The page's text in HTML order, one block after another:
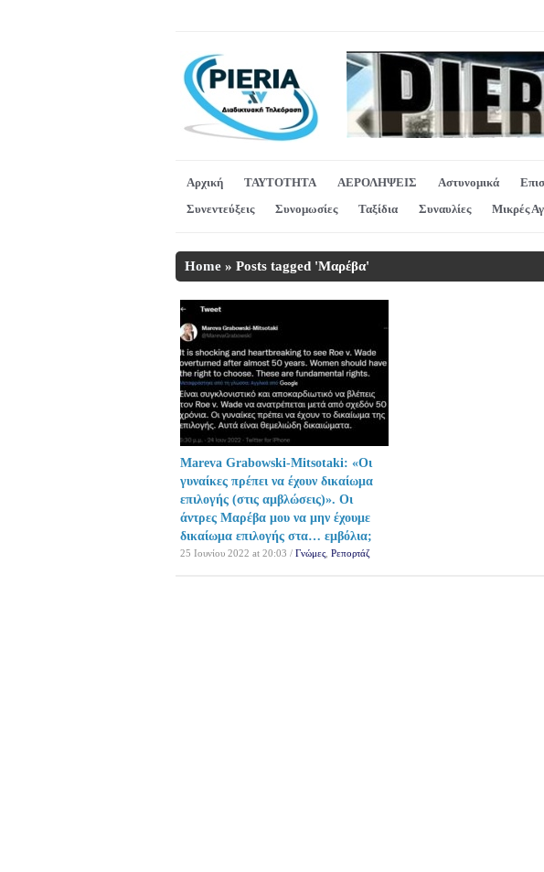
Αρχική ΤΑΥΤΟΤΗΤΑ ΑΕΡΟΛΗΨΕΙΣ Αστυνομικά
Συνεντεύξεις
Συνομωσίες Ταξίδια Συναυλίες Μικρές
Home » Posts tagged 'Μαρέβα'
Mareva Grabowski-Mitsotaki: «Οι
γυναίκες πρέπει να έχουν δικαίωμα
επιλογής (στις αμβλώσεις)». Οι
άντρες Μαρέβα μου να μην έχουμε
δικαίωμα επιλογής στα… εμβόλια;
25 Ιουνίου 2022 at 20:03 / Γνώμες Ρεπορτάζ